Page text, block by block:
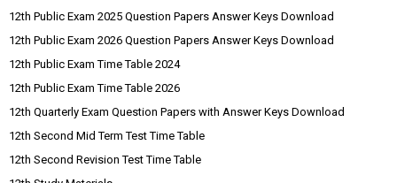
12th Public Exam 2025 Question Papers Answer Keys Download
12th Public Exam 2026 Question Papers Answer Keys Download
12th Public Exam Time Table 2024
12th Public Exam Time Table 2026
12th Quarterly Exam Question Papers with Answer Keys Download
12th Second Mid Term Test Time Table
12th Second Revision Test Time Table